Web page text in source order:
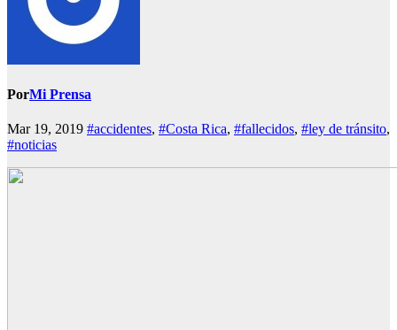
PorMi Prensa
Mar 19, 2019 #accidentes, #Costa Rica, #fallecidos, #ley de tránsito,
#noticias